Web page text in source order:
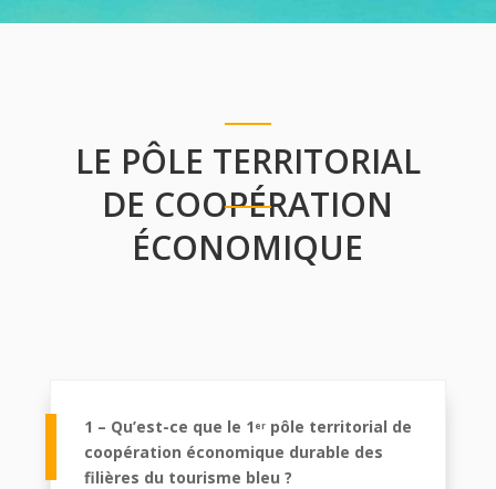
LE PÔLE TERRITORIAL
DE COOPÉRATION
ÉCONOMIQUE
1 – Qu’est-ce que le 1 er pôle territorial de
coopération économique durable des
filières du tourisme bleu ?